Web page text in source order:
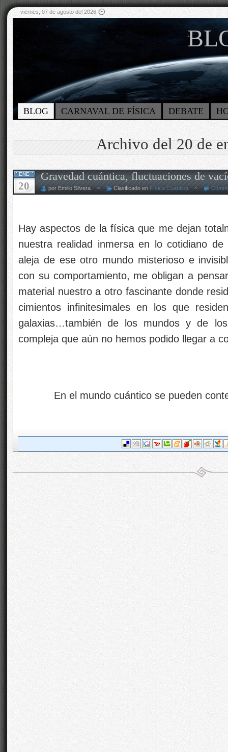
viernes, 07 de agosto del 2026
BLOG CARNAVAL DE FÍSICA DEBATE
Archivo del 20 de
ENE
20
Gravedad cuántica, fluctuaciones de
por Emilio Silvera ~ Clasificado en Física Cuántica ~
Hay aspectos de la física que me dejan
nuestra realidad inmersa en lo cotidiano
aleja de ese otro mundo misterioso e
con su comportamiento, me obligan a
material nuestro a otro fascinante donde
cimientos infinitesimales en los que
galaxias…también de los mundos y de
compleja que aún no hemos podido llegar a
En el mundo cuántico se pueden